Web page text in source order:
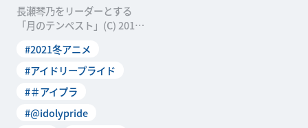
長瀬琴乃をリーダーとする
「月のテンペスト」(C) 2019
#2021冬アニメ
#アイドリープライド
#＃アイプラ
#@idolypride